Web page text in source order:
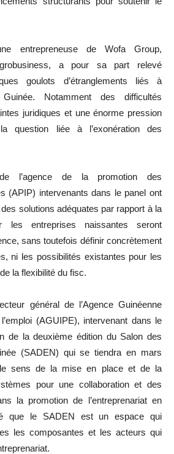
entrepreneuse de Wofa Group,
a pour sa part relevé
goulots d’étranglements liés à
Guinée. Notamment des difficultés
juridiques et une énorme pression
question liée à l’exonération des
l’agence de la promotion des
(APIP) intervenants dans le panel ont
solutions adéquates par rapport à la
les entreprises naissantes seront
sans toutefois définir concrètement
ni les possibilités existantes pour les
la flexibilité du fisc.
général de l’Agence Guinéenne
(AGUIPE), intervenant dans le
de la deuxième édition du Salon des
(SADEN) qui se tiendra en mars
sens de la mise en place et de la
pour une collaboration et des
la promotion de l’entreprenariat en
que le SADEN est un espace qui
les composantes et les acteurs qui